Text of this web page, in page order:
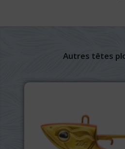
Autres têtes